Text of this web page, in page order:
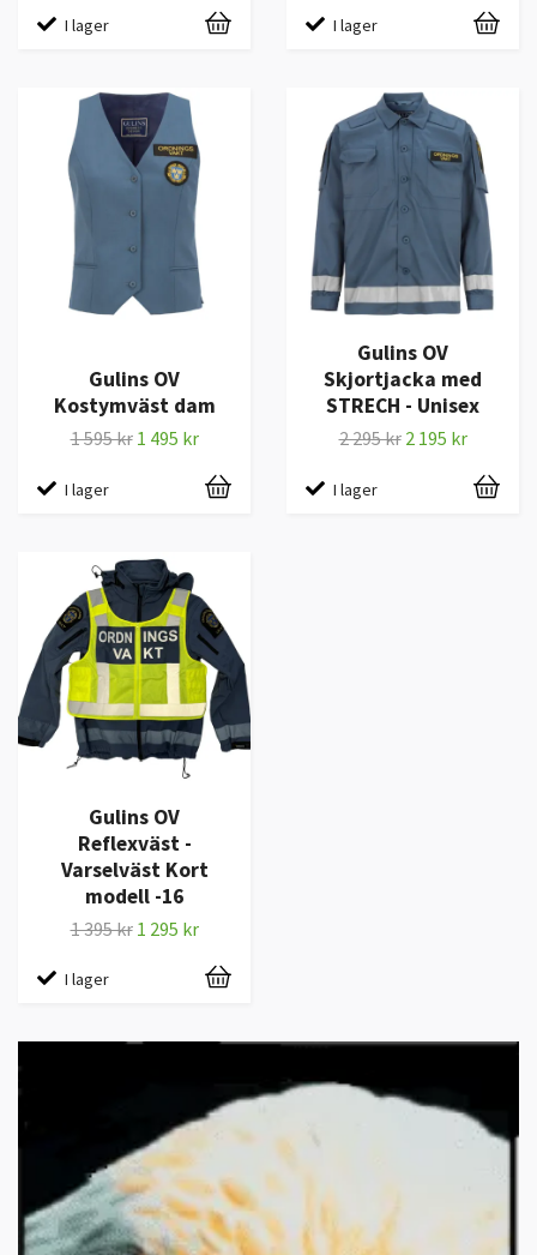
I lager I lager
Gulins OV
Kostymväst dam
1 595 kr 1 495 kr
I lager
Gulins OV
Skjortjacka med
STRECH - Unisex
2 295 kr 2 195 kr
I lager
Gulins OV
Reflexväst -
Varselväst Kort
modell -16
1 395 kr 1 295 kr
I lager